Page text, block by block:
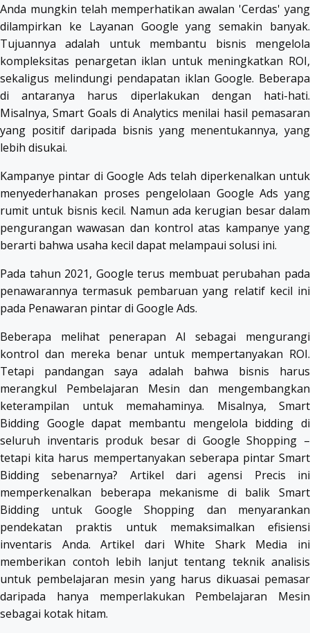
Anda mungkin telah memperhatikan awalan 'Cerdas' yang
dilampirkan ke Layanan Google yang semakin banyak.
Tujuannya adalah untuk membantu bisnis mengelola
kompleksitas penargetan iklan untuk meningkatkan ROI,
sekaligus melindungi pendapatan iklan Google. Beberapa
di antaranya harus diperlakukan dengan hati-hati.
Misalnya, Smart Goals di Analytics menilai hasil pemasaran
yang positif daripada bisnis yang menentukannya, yang
lebih disukai.
Kampanye pintar di Google Ads telah diperkenalkan untuk
menyederhanakan proses pengelolaan Google Ads yang
rumit untuk bisnis kecil. Namun ada kerugian besar dalam
pengurangan wawasan dan kontrol atas kampanye yang
berarti bahwa usaha kecil dapat melampaui solusi ini.
Pada tahun 2021, Google terus membuat perubahan pada
penawarannya termasuk pembaruan yang relatif kecil ini
pada Penawaran pintar di Google Ads.
Beberapa melihat penerapan AI sebagai mengurangi
kontrol dan mereka benar untuk mempertanyakan ROI.
Tetapi pandangan saya adalah bahwa bisnis harus
merangkul Pembelajaran Mesin dan mengembangkan
keterampilan untuk memahaminya. Misalnya, Smart
Bidding Google dapat membantu mengelola bidding di
seluruh inventaris produk besar di Google Shopping –
tetapi kita harus mempertanyakan seberapa pintar Smart
Bidding sebenarnya? Artikel dari agensi Precis ini
memperkenalkan beberapa mekanisme di balik Smart
Bidding untuk Google Shopping dan menyarankan
pendekatan praktis untuk memaksimalkan efisiensi
inventaris Anda. Artikel dari White Shark Media ini
memberikan contoh lebih lanjut tentang teknik analisis
untuk pembelajaran mesin yang harus dikuasai pemasar
daripada hanya memperlakukan Pembelajaran Mesin
sebagai kotak hitam.